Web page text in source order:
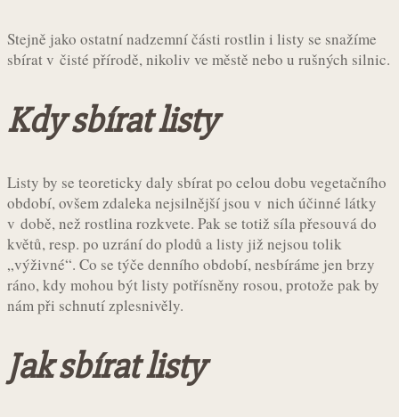
Stejně jako ostatní nadzemní části rostlin i listy se snažíme
sbírat v čisté přírodě, nikoliv ve městě nebo u rušných silnic.
Kdy sbírat listy
Listy by se teoreticky daly sbírat po celou dobu vegetačního
období, ovšem zdaleka nejsilnější jsou v nich účinné látky
v době, než rostlina rozkvete. Pak se totiž síla přesouvá do
květů, resp. po uzrání do plodů a listy již nejsou tolik
„výživné“. Co se týče denního období, nesbíráme jen brzy
ráno, kdy mohou být listy potřísněny rosou, protože pak by
nám při schnutí zplesnivěly.
Jak sbírat listy